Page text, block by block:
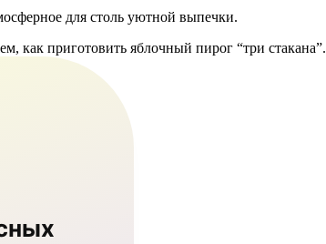
для столь уютной выпечки.
как приготовить яблочный пирог “три стакана”.